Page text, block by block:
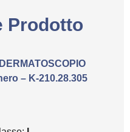
Prodotto
– K-210.28.305